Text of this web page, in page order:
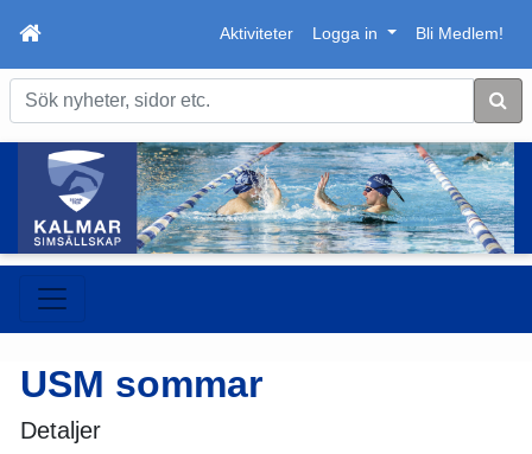
Aktiviteter Logga in Bli Medlem!
Sök
USM sommar
Detaljer